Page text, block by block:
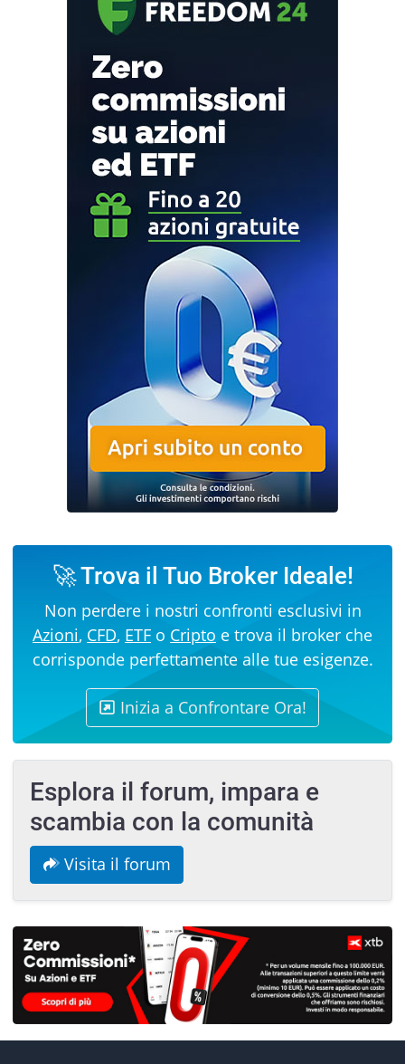
🚀 Trova il Tuo Broker Ideale!
Non perdere i nostri confronti esclusivi in
Azioni, CFD, ETF o Cripto e trova il broker che
corrisponde perfettamente alle tue esigenze.
Inizia a Confrontare Ora!
Esplora il forum, impara e
scambia con la comunità
Visita il forum